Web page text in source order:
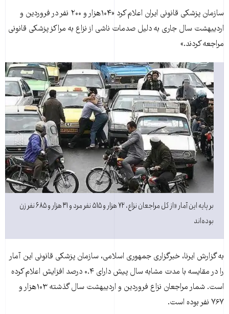
سازمان پزشکی قانونی ايران اعلام کرد «۱۰۴هزار و ۲۰۰ نفر در فروردين و
ارديبهشت سال جاری به دليل صدمات ناشی از نزاع به مراکز پزشکی قانونی
مراجعه کردند.»
بر پايه اين آمار «از کل مراجعان نزاع، ۷۲ هزار و ۵۱۵ نفر مرد و ۳۱ هزار و ۶۸۵ نفر زن
بوده‌اند
به گزارش ايرنا، خبرگزاری جمهوری اسلامی، سازمان پزشکی قانونی اين آمار
را در مقايسه با مدت مشابه سال پيش دارای ۰.۴ درصد افزايش اعلام کرده
است. شمار مراجعان نزاع فروردين و ارديبهشت سال گذشته ۱۰۳هزار و
۷۶۷ نفر بوده است.